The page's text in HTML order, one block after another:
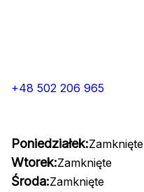
+48 502 206 965
Poniedziałek:Zamknięte
Wtorek:Zamknięte
Środa:Zamknięte